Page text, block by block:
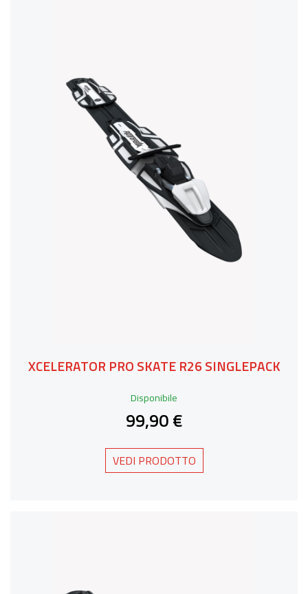
XCELERATOR PRO SKATE R26 SINGLEPACK
Disponibile
99,90 €
VEDI PRODOTTO